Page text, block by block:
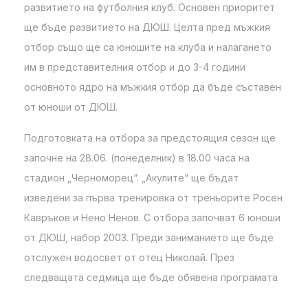
развитието на футболния клуб. Основен приоритет
ще бъде развитието на ДЮШ. Целта пред мъжкия
отбор също ще са юношите на клуба и налагането
им в представителния отбор и до 3-4 години
основното ядро на мъжкия отбор да бъде съставен
от юноши от ДЮШ.
Подготовката на отбора за предстоящия сезон ще
започне на 28.06. (понеделник) в 18.00 часа на
стадион „Черноморец“. „Акулите“ ще бъдат
изведени за първа тренировка от треньорите Росен
Кавръков и Нено Ненов. С отбора започват 6 юноши
от ДЮШ, набор 2003. Преди заниманието ще бъде
отслужен водосвет от отец Николай. През
следващата седмица ще бъде обявена програмата